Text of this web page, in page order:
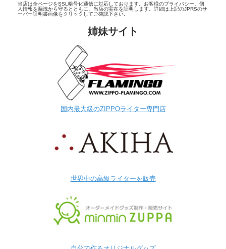
当店は全ページをSSL暗号化通信に対応しております。お客様のプライバシー、個
人情報を漏洩から守るとともに、当店の実在を証明します。詳細は上記のJPRSのサ
ーバー証明書画像をクリックしてご確認下さい。
姉妹サイト
国内最大級のZIPPOライター専門店
世界中の高級ライターを販売